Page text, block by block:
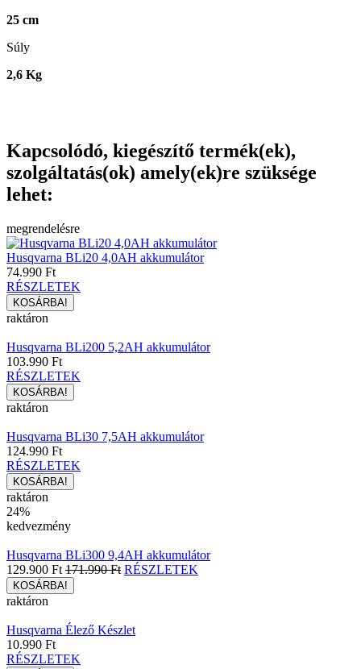
25 cm
Súly
2,6 Kg
Kapcsolódó, kiegészítő termék(ek),
szolgáltatás(ok) amely(ek)re szüksége
lehet:
megrendelésre
Husqvarna BLi20 4,0AH akkumulátor
74.990 Ft
RÉSZLETEK
raktáron
Husqvarna BLi200 5,2AH akkumulátor
103.990 Ft
RÉSZLETEK
raktáron
Husqvarna BLi30 7,5AH akkumulátor
124.990 Ft
RÉSZLETEK
raktáron
24%
kedvezmény
Husqvarna BLi300 9,4AH akkumulátor
129.900 Ft 171.990 Ft RÉSZLETEK
raktáron
Husqvarna Élező Készlet
10.990 Ft
RÉSZLETEK